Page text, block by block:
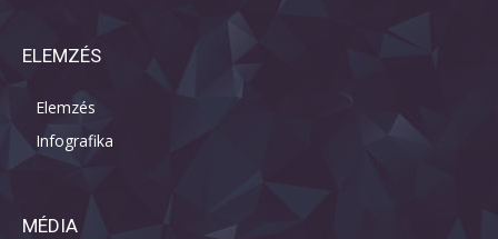
ELEMZÉS
Elemzés
Infografika
MÉDIA